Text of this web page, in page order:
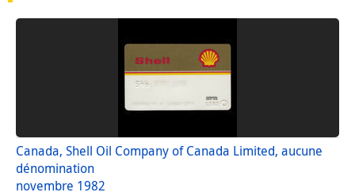
Canada, Shell Oil Company of Canada Limited, aucune
dénomination
novembre 1982